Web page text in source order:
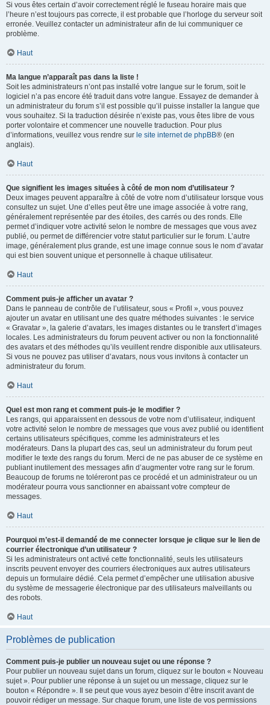
Si vous êtes certain d’avoir correctement réglé le fuseau horaire mais que
l’heure n’est toujours pas correcte, il est probable que l’horloge du serveur soit
erronée. Veuillez contacter un administrateur afin de lui communiquer ce
problème.
Haut
Ma langue n’apparaît pas dans la liste !
Soit les administrateurs n’ont pas installé votre langue sur le forum, soit le
logiciel n’a pas encore été traduit dans votre langue. Essayez de demander à
un administrateur du forum s’il est possible qu’il puisse installer la langue que
vous souhaitez. Si la traduction désirée n’existe pas, vous êtes libre de vous
porter volontaire et commencer une nouvelle traduction. Pour plus
d’informations, veuillez vous rendre sur le site internet de phpBB® (en
anglais).
Haut
Que signifient les images situées à côté de mon nom d’utilisateur ?
Deux images peuvent apparaître à côté de votre nom d’utilisateur lorsque vous
consultez un sujet. Une d’elles peut être une image associée à votre rang,
généralement représentée par des étoiles, des carrés ou des ronds. Elle
permet d’indiquer votre activité selon le nombre de messages que vous avez
publié, ou permet de différencier votre statut particulier sur le forum. L’autre
image, généralement plus grande, est une image connue sous le nom d’avatar
qui est bien souvent unique et personnelle à chaque utilisateur.
Haut
Comment puis-je afficher un avatar ?
Dans le panneau de contrôle de l’utilisateur, sous « Profil », vous pouvez
ajouter un avatar en utilisant une des quatre méthodes suivantes : le service
« Gravatar », la galerie d’avatars, les images distantes ou le transfert d’images
locales. Les administrateurs du forum peuvent activer ou non la fonctionnalité
des avatars et des méthodes qu’ils veuillent rendre disponible aux utilisateurs.
Si vous ne pouvez pas utiliser d’avatars, nous vous invitons à contacter un
administrateur du forum.
Haut
Quel est mon rang et comment puis-je le modifier ?
Les rangs, qui apparaissent en dessous de votre nom d’utilisateur, indiquent
votre activité selon le nombre de messages que vous avez publié ou identifient
certains utilisateurs spécifiques, comme les administrateurs et les
modérateurs. Dans la plupart des cas, seul un administrateur du forum peut
modifier le texte des rangs du forum. Merci de ne pas abuser de ce système en
publiant inutilement des messages afin d’augmenter votre rang sur le forum.
Beaucoup de forums ne toléreront pas ce procédé et un administrateur ou un
modérateur pourra vous sanctionner en abaissant votre compteur de
messages.
Haut
Pourquoi m’est-il demandé de me connecter lorsque je clique sur le lien de
courrier électronique d’un utilisateur ?
Si les administrateurs ont activé cette fonctionnalité, seuls les utilisateurs
inscrits peuvent envoyer des courriers électroniques aux autres utilisateurs
depuis un formulaire dédié. Cela permet d’empêcher une utilisation abusive
du système de messagerie électronique par des utilisateurs malveillants ou
des robots.
Haut
Problèmes de publication
Comment puis-je publier un nouveau sujet ou une réponse ?
Pour publier un nouveau sujet dans un forum, cliquez sur le bouton « Nouveau
sujet ». Pour publier une réponse à un sujet ou un message, cliquez sur le
bouton « Répondre ». Il se peut que vous ayez besoin d’être inscrit avant de
pouvoir rédiger un message. Sur chaque forum, une liste de vos permissions